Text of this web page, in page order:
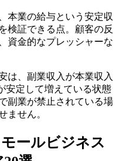
本業の給与という安定収
検証できる点。顧客の反
資金的なプレッシャーな
は、副業収入が本業収入
安定して増えている状態
副業が禁止されている場
ません。
ールビジネス